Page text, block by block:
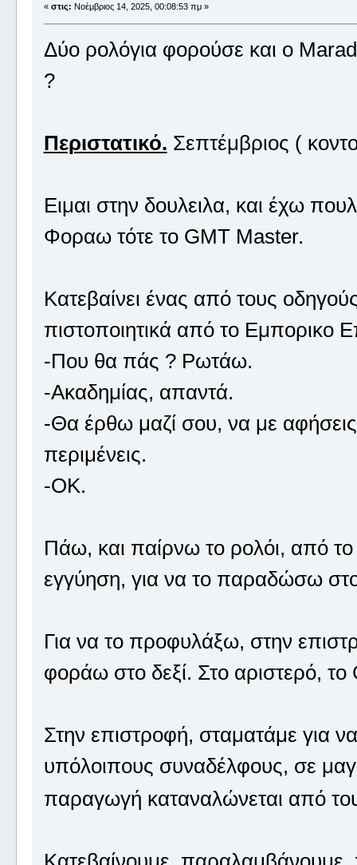
« στις: Νοέμβριος 14, 2025, 00:08:53 πμ »
Δύο ρολόγια φορούσε και ο
?
Περιστατικό. Σεπτέμβριος (
Ειμαι στην δουλειλα, και έχω
Φοραω τότε το GMT Master.
Κατεβαίνει ένας από τους
πιστοποιητικά από το Εμπορικο
-Που θα πάς ? Ρωτάω.
-Ακαδημίας, απαντά.
-Θα έρθω μαζί σου, να με
περιμένεις.
-OK.
Πάω, και παίρνω το ρολόι, από το
εγγύηση, για να το παραδώσω
Για να το προφυλάξω, στην
φοράω στο δεξί. Στο αριστερό, το
Στην επιστροφή, σταματάμε για
υπόλοιπους συναδέλφους, σε
παραγωγή καταναλώνεται από